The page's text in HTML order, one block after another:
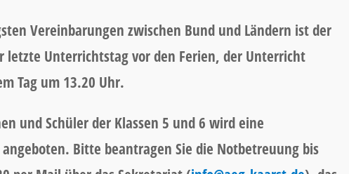
Vereinbarungen zwischen Bund und Ländern ist der
letzte Unterrichtstag vor den Ferien, der Unterricht
Tag um 13.20 Uhr.
und Schüler der Klassen 5 und 6 wird eine
Bitte beantragen Sie die Notbetreuung bis